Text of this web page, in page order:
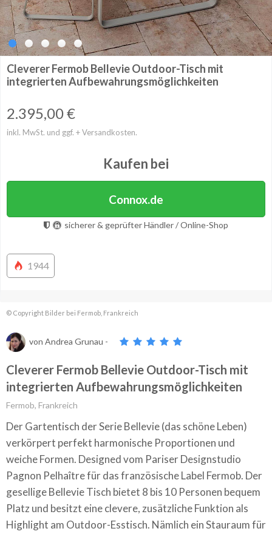
Cleverer Fermob Bellevie Outdoor-Tisch mit
integrierten Aufbewahrungsmöglichkeiten
2.395,00€
inkl. MwSt. und ggf. + Versandkosten.
Kaufen bei
Connox.de
sicherer & geprüfter Händler / Online-Shop
1944
© Copyright Bilder bei Fermob, Frankreich
von Andrea Grunau -
Cleverer Fermob Bellevie Outdoor-Tisch mit
integrierten Aufbewahrungsmöglichkeiten
Fermob, Frankreich
Der Gartentisch der Serie Bellevie (das schöne Leben)
verkörpert perfekt harmonische Proportionen und
weiche Formen. Designed vom Pariser Designstudio
Pagnon Pelhaître für das französische Label Fermob. Der
gesellige Bellevie Tisch bietet 8 bis 10 Personen bequem
Platz und besitzt eine clevere, zusätzliche Funktion als
Highlight am Outdoor-Esstisch. Nämlich ein Stauraum für